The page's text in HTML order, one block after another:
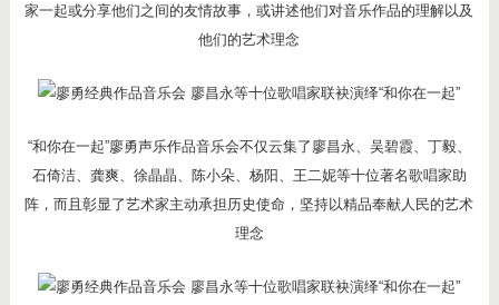
家一起或分享他们之间的友情故事，或讲述他们对音乐作品的理解以及
他们的艺术理念
“和你在一起”廖勇声乐作品音乐会不仅云集了廖昌永、吴碧霞、丁毅、
石倚洁、龚爽、徐晶晶、陈小朵、杨阳、王二妮等十位著名歌唱家助
阵，而且彰显了艺术家主动承担历史使命，坚持以精品奉献人民的艺术
理念